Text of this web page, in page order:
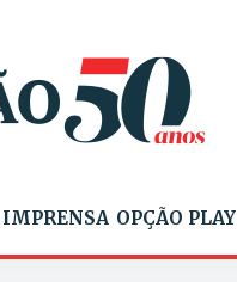
IMPRENSA OPÇÃO PLAY